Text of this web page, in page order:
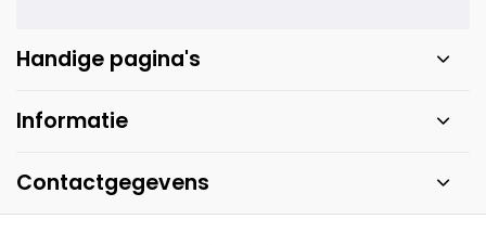
Handige pagina's
Informatie
Contactgegevens